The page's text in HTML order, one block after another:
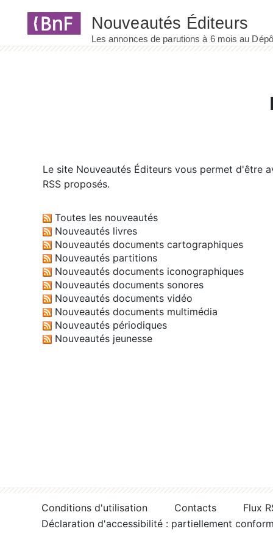
Le site Nouveautés Éditeurs vous permet d'être
RSS proposés.
Toutes les nouveautés
Nouveautés livres
Nouveautés documents cartographiques
Nouveautés partitions
Nouveautés documents iconographiques
Nouveautés documents sonores
Nouveautés documents vidéo
Nouveautés documents multimédia
Nouveautés périodiques
Nouveautés jeunesse
Conditions d'utilisation Contacts
Flux
Déclaration d'accessibilité : partiellement